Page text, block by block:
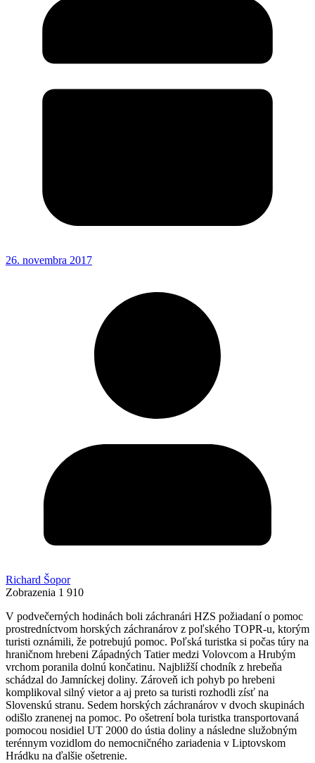
26. novembra 2017
Richard Šopor
Zobrazenia 1 910
V podvečerných hodinách boli záchranári HZS požiadaní o pomoc
prostredníctvom horských záchranárov z poľského TOPR-u, ktorým
turisti oznámili, že potrebujú pomoc. Poľská turistka si počas túry na
hraničnom hrebeni Západných Tatier medzi Volovcom a Hrubým
vrchom poranila dolnú končatinu. Najbližší chodník z hrebeňa
schádzal do Jamníckej doliny. Zároveň ich pohyb po hrebeni
komplikoval silný vietor a aj preto sa turisti rozhodli zísť na
Slovenskú stranu. Sedem horských záchranárov v dvoch skupinách
odišlo zranenej na pomoc. Po ošetrení bola turistka transportovaná
pomocou nosidiel UT 2000 do ústia doliny a následne služobným
terénnym vozidlom do nemocničného zariadenia v Liptovskom
Hrádku na ďalšie ošetrenie.